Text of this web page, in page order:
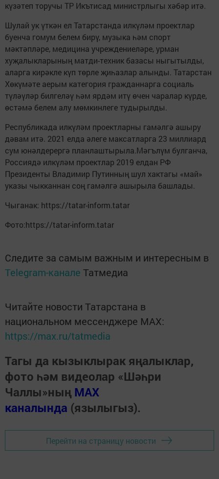
күзәтеп торучы ТР Икътисад министрлыгы хәбәр итә.
Шулай ук үткән ел Татарстанда илкүләм проектлар
буенча гомум белем бирү, музыка һәм спорт
мәктәпләре, медицина учреждениеләре, урман
хуҗалыкларының матди-техник базасы ныгытылды,
аларга кирәкле күп төрле җиһазлар алынды. Татарстан
Хөкүмәте аерым категория гражданнарга социаль
түләүләр билгеләү һәм ярдәм итү өчен чаралар күрде,
өстәмә белем алу мөмкинлеге тудырылды.
Республикада илкүләм проектларны гамәлгә ашыру
дәвам итә. 2021 елда әлеге максатларга 23 миллиард
сум юнәлдерергә планлаштырыла.Мәгълүм булганча,
Россиядә илкүләм проектлар 2019 елдан РФ
Президенты Владимир Путинның шул хактагы «май»
указы чыкканнан соң гамәлгә ашырыла башлады.
Чыганак: https://tatar-inform.tatar
Фото:https://tatar-inform.tatar
Следите за самым важным и интересным в
Telegram-канале Татмедиа
Читайте новости Татарстана в
национальном мессенджере MАХ:
https://max.ru/tatmedia
Тагы да кызыклырак яңалыклар,
фото һәм видеолар «Шәһри
Чаллы»ның MAX
каналында (язылыгыз).
Перейти на страницу новости